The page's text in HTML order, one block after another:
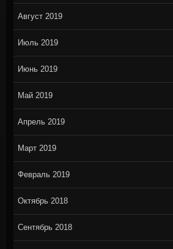
Август 2019
Июль 2019
Июнь 2019
Май 2019
Апрель 2019
Март 2019
Февраль 2019
Октябрь 2018
Сентябрь 2018